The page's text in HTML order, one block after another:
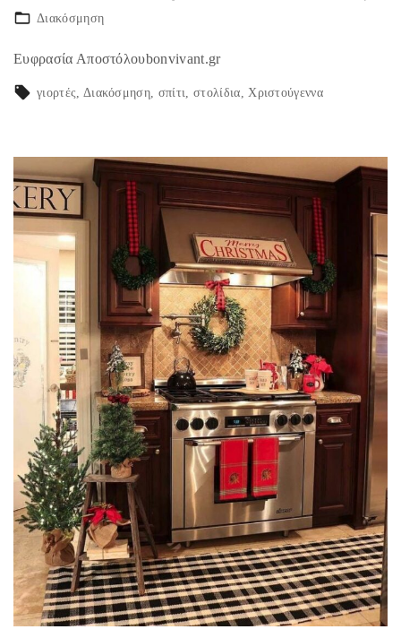
Διακόσμηση
Ευφρασία Αποστόλουbonvivant.gr
γιορτές Διακόσμηση σπίτι στολίδια Χριστούγεννα